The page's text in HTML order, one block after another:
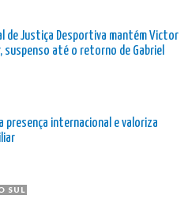
de Justiça Desportiva mantém Victor
suspenso até o retorno de Gabriel
presença internacional e valoriza
SUL